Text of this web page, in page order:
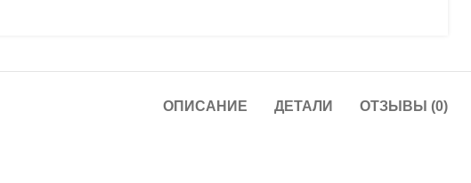
ОПИСАНИЕ ДЕТАЛИ ОТЗЫВЫ (0)